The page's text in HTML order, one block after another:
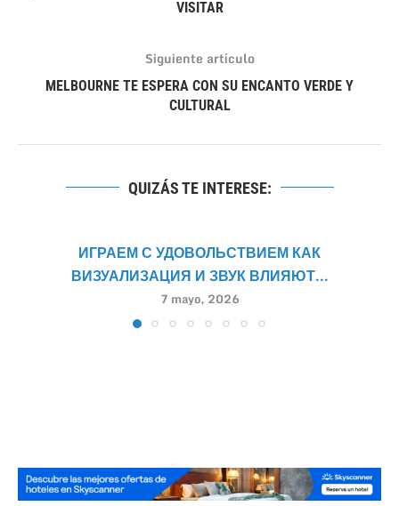
VISITAR
Siguiente artículo
MELBOURNE TE ESPERA CON SU ENCANTO VERDE Y
CULTURAL
QUIZÁS TE INTERESE:
ИГРАЕМ С УДОВОЛЬСТВИЕМ КАК
ВИЗУАЛИЗАЦИЯ И ЗВУК ВЛИЯЮТ...
7 mayo, 2026